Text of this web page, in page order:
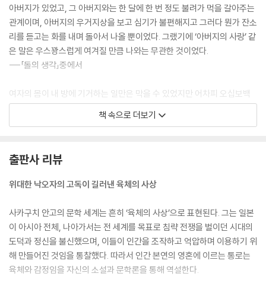
아버지가 있었고, 그 아버지와는 한 달에 한 번 정도 불려가 먹을 갈아주는
관계이며, 아버지의 우거지상을 보고 심기가 불편해지고 그러다 뭔가 잔소
리를 듣고는 화를 내며 돌아서 나올 뿐이었다. 그랬기에 ‘아버지의 사랑’ 같
은 말은 우스꽝스럽게 여겨질 만큼 나와는 무관한 것이었다.
---「돌의 생각」중에서
여자의 몸이 내 방에 기거하는 일만은 막을 수 있었지만 어차피 오십보백
보다. 냄비와 솥, 식기가 살기 시작했다. 내 영혼은 퇴폐하고 황폐해졌다.
이미 여자를 소유해버린 나는 식기를 방에서 몰아낼 만큼의 순결에 대한
긴 여자 걸인을 보는 편이 낫다고 생각한다. 방에 먼지가 한 뼘이나 쌓여 있
다 해도 여자가 그걸 쓸어내기보다 그냥 먼지 속에 앉아 있어주길 바란다.
나는 옛날부터 행복을 의심하고 그것의 작음을 슬퍼하면서도 동경하는 마
음을 어찌할 수 없었다. 그런데 이제야 겨우 행복과 손을 끊을 수 있으리라
느낀다. 나는 이제 다시 처음부터 불행과 고통을 찾아나서는 거다. 이제 행
복 같은 건 바라지 않는다. 행복 같은 건 사람의 마음을 진정으로 위로해주
책 속으로 더보기
출판사 리뷰
위대한 낙오자의 고독이 길러낸 육체의 사상
사카구치 안고의 문학 세계는 흔히 ‘육체의 사상’으로 표현된다. 그는 일본
이 아시아 전체, 나아가서는 전 세계를 목표로 침략 전쟁을 벌이던 시대의
도덕과 정신을 불신했으며, 이들이 인간을 조작하고 억압하며 이용하기 위
해 만들어진 것임을 통찰했다. 따라서 인간 본연의 영혼에 이르는 통로는
육체와 감정임을 자신의 소설과 문학론을 통해 역설한다.